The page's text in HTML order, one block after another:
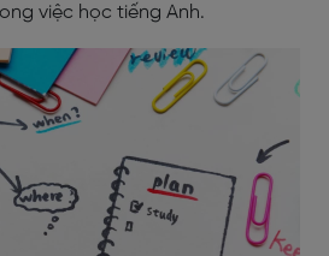
việc học tiếng Anh.